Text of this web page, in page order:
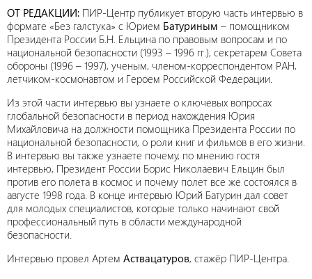
ОТ РЕДАКЦИИ: ПИР-Центр публикует вторую часть интервью в
формате «Без галстука» с Юрием Батуриным – помощником
Президента России Б.Н. Ельцина по правовым вопросам и по
национальной безопасности (1993 – 1996 гг.), секретарем Совета
обороны (1996 – 1997), ученым, членом-корреспондентом РАН,
летчиком-космонавтом и Героем Российской Федерации.
Из этой части интервью вы узнаете о ключевых вопросах
глобальной безопасности в период нахождения Юрия
Михайловича на должности помощника Президента России по
национальной безопасности, о роли книг и фильмов в его жизни.
В интервью вы также узнаете почему, по мнению гостя
интервью, Президент России Борис Николаевич Ельцин был
против его полета в космос и почему полет все же состоялся в
августе 1998 года. В конце интервью Юрий Батурин дал совет
для молодых специалистов, которые только начинают свой
профессиональный путь в области международной
безопасности.
Интервью провел Артем Аствацатуров, стажёр ПИР-Центра.